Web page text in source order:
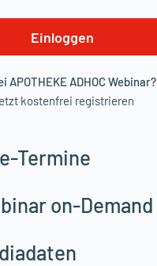
Einloggen
APOTHEKE ADHOC Webinar?
kostenfrei registrieren
Termine
on-Demand